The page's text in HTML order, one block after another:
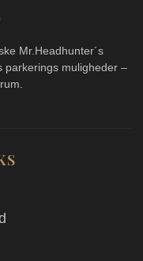
Mr.Headhunter´s
parkerings muligheder –